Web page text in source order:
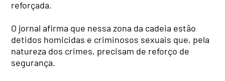
reforçada.
O jornal afirma que nessa zona da cadeia estão
detidos homicidas e criminosos sexuais que, pela
natureza dos crimes, precisam de reforço de
segurança.